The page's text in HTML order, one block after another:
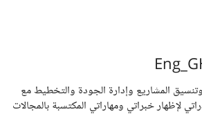
المشاريع وإدارة الجودة والتخطيط مع
لإظهار خبراتي ومهاراتي المكتسبة بالمجالات